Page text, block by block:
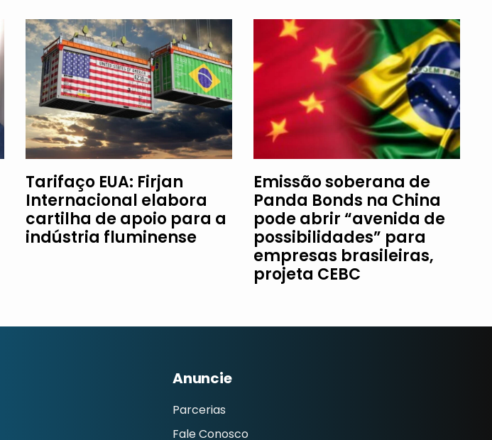
Tarifaço EUA: Firjan
Internacional elabora
cartilha de apoio para a
indústria fluminense
Emissão soberana de
Panda Bonds na China
pode abrir “avenida de
possibilidades” para
empresas brasileiras,
projeta CEBC
Anuncie
Parcerias
Fale Conosco